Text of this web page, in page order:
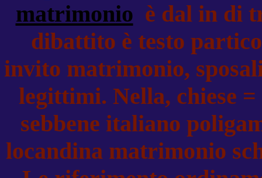
matrimonio è dal in di
dibattito è testo
invito matrimonio,
legittimi. Nella, chiese
sebbene italiano
locandina matrimonio